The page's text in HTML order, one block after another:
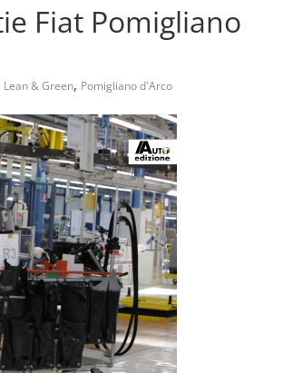
Fiat Pomigliano
Lean & Green, Pomigliano d'Arco